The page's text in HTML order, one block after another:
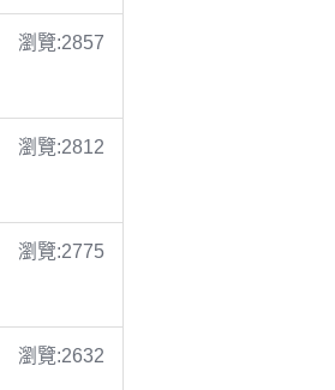
瀏覽:2857
瀏覽:2812
瀏覽:2775
瀏覽:2632